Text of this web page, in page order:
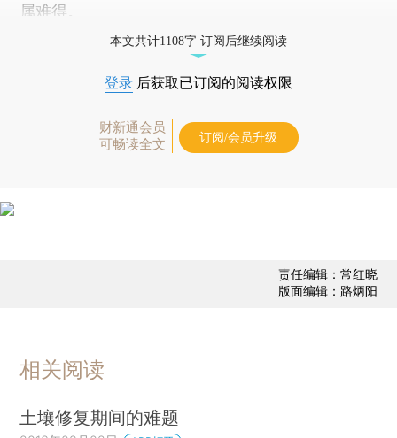
属难得。
本文共计1108字 订阅后继续阅读
登录 后获取已订阅的阅读权限
财新通会员
可畅读全文
订阅/会员升级
责任编辑：常红晓
版面编辑：路炳阳
相关阅读
土壤修复期间的难题